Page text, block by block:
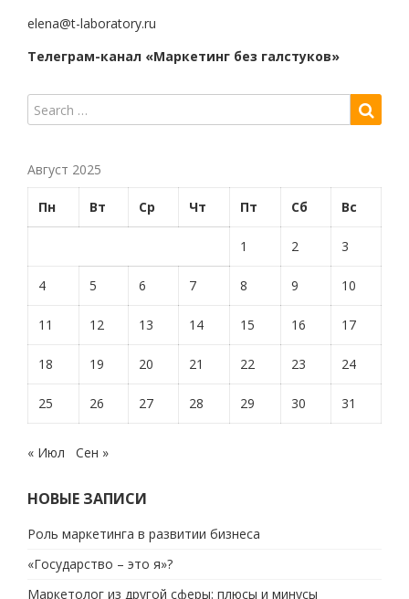
elena@t-laboratory.ru
Телеграм-канал «Маркетинг без галстуков»
Август 2025
Пн Вт Ср Чт Пт Сб Вс
1 2 3
4 5 6 7 8 9 10
11 12 13 14 15 16 17
18 19 20 21 22 23 24
25 26 27 28 29 30 31
« Июл Сен »
НОВЫЕ ЗАПИСИ
Роль маркетинга в развитии бизнеса
«Государство – это я»?
Маркетолог из другой сферы: плюсы и минусы